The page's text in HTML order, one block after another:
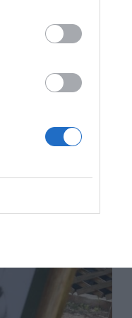
από τηνπώληση